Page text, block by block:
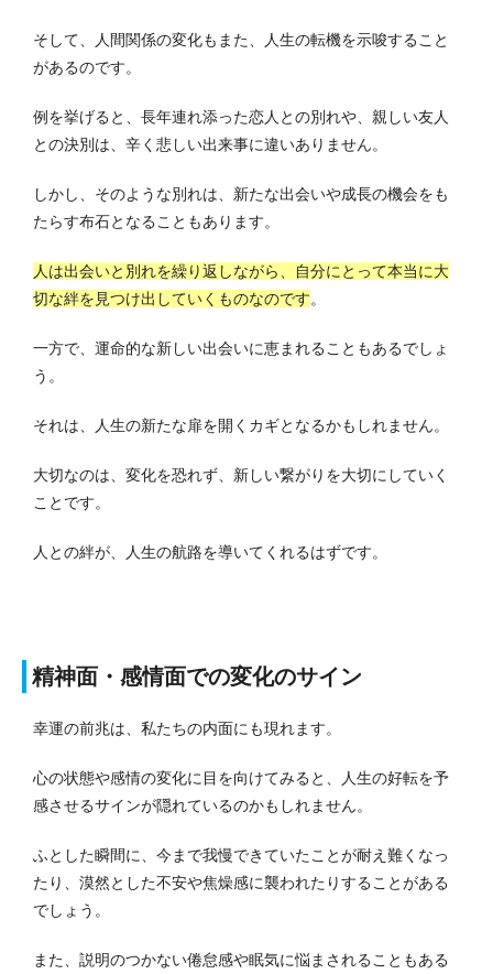
そして、人間関係の変化もまた、人生の転機を示唆すること
があるのです。
例を挙げると、長年連れ添った恋人との別れや、親しい友人
との決別は、辛く悲しい出来事に違いありません。
しかし、そのような別れは、新たな出会いや成長の機会をも
たらす布石となることもあります。
人は出会いと別れを繰り返しながら、自分にとって本当に大
切な絆を見つけ出していくものなのです。
一方で、運命的な新しい出会いに恵まれることもあるでしょ
う。
それは、人生の新たな扉を開くカギとなるかもしれません。
大切なのは、変化を恐れず、新しい繋がりを大切にしていく
ことです。
人との絆が、人生の航路を導いてくれるはずです。
精神面・感情面での変化のサイン
幸運の前兆は、私たちの内面にも現れます。
心の状態や感情の変化に目を向けてみると、人生の好転を予
感させるサインが隠れているのかもしれません。
ふとした瞬間に、今まで我慢できていたことが耐え難くなっ
たり、漠然とした不安や焦燥感に襲われたりすることがある
でしょう。
また、説明のつかない倦怠感や眠気に悩まされることもある